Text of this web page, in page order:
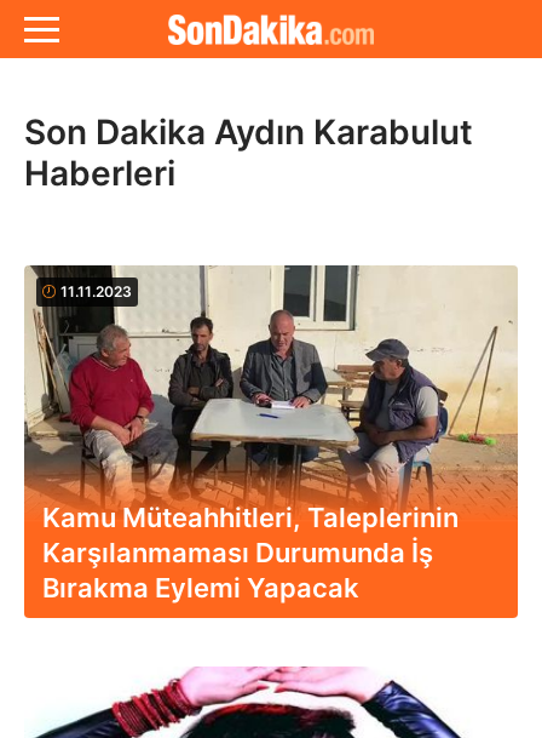
Son Dakika Aydın Karabulut
Haberleri
11.11.2023
Kamu Müteahhitleri, Taleplerinin
Karşılanmaması Durumunda İş
Bırakma Eylemi Yapacak
31.10.2022